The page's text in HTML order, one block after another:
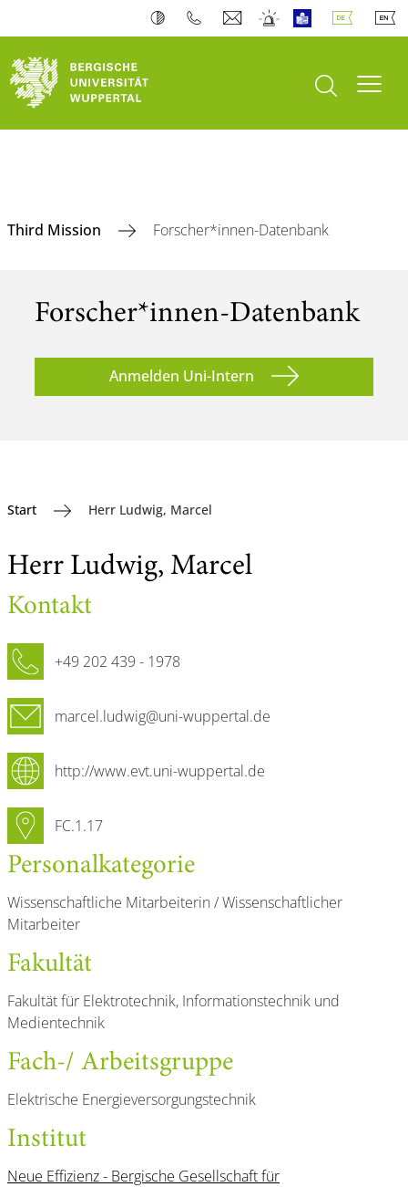
Suche öffnen
Third Mission Forscher*innen-Datenbank
Forscher*innen-Datenbank
Anmelden Uni-Intern
Start Herr Ludwig, Marcel
Herr Ludwig, Marcel
Kontakt
Telefon
+49 202 439 - 1978
E-Mail
marcel.ludwig@uni-wuppertal.de
Internetseite
http://www.evt.uni-wuppertal.de
Raumnummer
FC.1.17
Personal­kategorie
Wissenschaftliche Mitarbeiterin / Wissenschaftlicher
Mitarbeiter
Fakultät
Fakultät für Elektrotechnik, Informationstechnik und
Medientechnik
Fach-/ Arbeitsgruppe
Elektrische Energieversorgungstechnik
Institut
Neue Effizienz - Bergische Gesellschaft für